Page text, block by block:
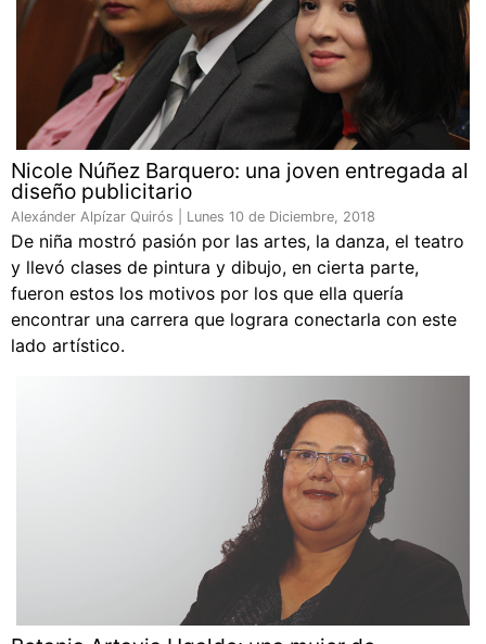
Nicole Núñez Barquero: una joven entregada al
diseño publicitario
Alexánder Alpízar Quirós | Lunes 10 de Diciembre, 2018
De niña mostró pasión por las artes, la danza, el teatro
y llevó clases de pintura y dibujo, en cierta parte,
fueron estos los motivos por los que ella quería
encontrar una carrera que lograra conectarla con este
lado artístico.